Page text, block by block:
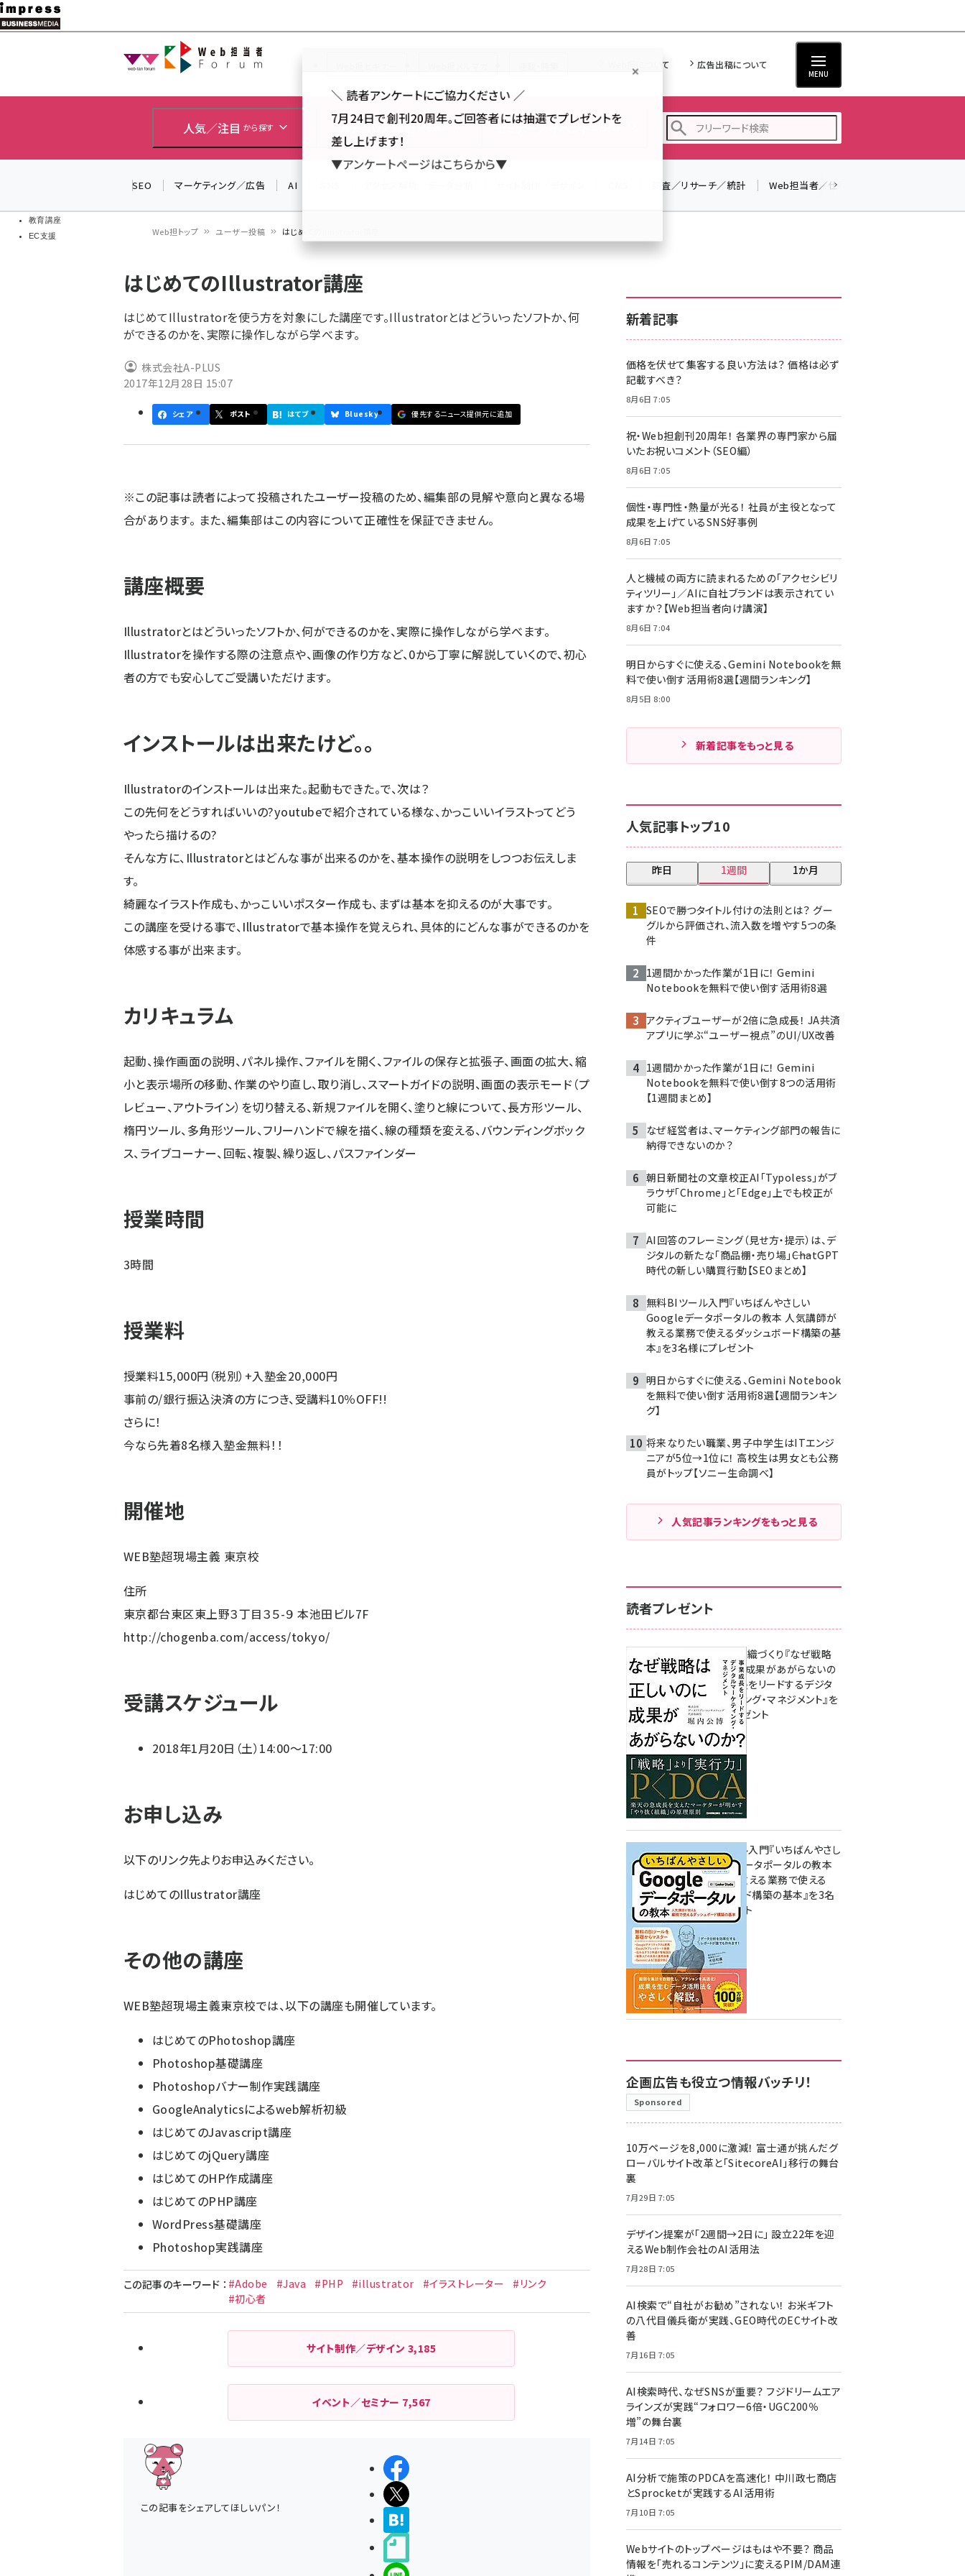
メ
イ
教育講座
EC支援
Web担当者Forum
Web担について 広告出稿について
MENU
人気／注目 から探す カテゴリ／種別 から探す セミナー／イベント から探す
z世代 (1622)
meo (1275)
SEO マーケティング／広告 AI 調査／リサーチ／統計 Web担当者／仕事
ン
く
ず
Web担トップ ユーザー投稿 はじめてのIllustrator講座
はじめてのIllustrator講座
はじめてIllustratorを使う方を対象にした講座です。Illustratorとはどういったソフトか、何
ができるのかを、実際に操作しながら学べます。
株式会社A-PLUS
2017年12月28日 15:07
シェア ポスト はてブ Bluesky 優先するニュース提供元に追加
※この記事は読者によって投稿されたユーザー投稿のため、編集部の見解や意向と異なる場
合があります。 また、編集部はこの内容について正確性を保証できません。
講座概要
Illustratorとはどういったソフトか、何ができるのかを、実際に操作しながら学べます。
Illustratorを操作する際の注意点や、画像の作り方など、0から丁寧に解説していくので、初心
者の方でも安心してご受講いただけます。
インストールは出来たけど。。
Illustratorのインストールは出来た。起動もできた。で、次は？
この先何をどうすればいいの?youtubeで紹介されている様な、かっこいいイラストってどう
やったら描けるの?
そんな方に、Illustratorとはどんな事が出来るのかを、基本操作の説明をしつつお伝えしま
す。
綺麗なイラスト作成も、かっこいいポスター作成も、まずは基本を抑えるのが大事です。
この講座を受ける事で、Illustratorで基本操作を覚えられ、具体的にどんな事ができるのかを
体感する事が出来ます。
カリキュラム
起動、操作画面の説明、パネル操作、ファイルを開く、ファイルの保存と拡張子、画面の拡大、縮
小と表示場所の移動、作業のやり直し、取り消し、スマートガイドの説明、画面の表示モード（プ
レビュー、アウトライン）を切り替える、新規ファイルを開く、塗りと線について、長方形ツール、
楕円ツール、多角形ツール、フリーハンドで線を描く、線の種類を変える、バウンディングボック
ス、ライブコーナー、回転、複製、繰り返し、パスファインダー
授業時間
3時間
授業料
授業料15,000円（税別）+入塾金20,000円
事前の/銀行振込決済の方につき、受講料10％OFF!!
さらに！
今なら先着8名様入塾金無料！！
開催地
WEB塾超現場主義 東京校
住所
東京都台東区東上野３丁目３５-９ 本池田ビル7F
http://chogenba.com/access/tokyo/
受講スケジュール
2018年1月20日（土）14:00〜17:00
お申し込み
以下のリンク先よりお申込みください。
はじめてのIllustrator講座
その他の講座
WEB塾超現場主義東京校では、以下の講座も開催しています。
はじめてのPhotoshop講座
Photoshop基礎講座
Photoshopバナー制作実践講座
GoogleAnalyticsによるweb解析初級
はじめてのJavascript講座
はじめてのjQuery講座
はじめてのHP作成講座
はじめてのPHP講座
WordPress基礎講座
Photoshop実践講座
この記事のキーワード ： #Adobe #Java #PHP #illustrator #イラストレーター
#リンク
#初心者
サイト制作／デザイン 3,185
イベント／セミナー 7,567
この記事をシェアしてほしいパン！
シェアする
ポストする
新着記事
価格を伏せて集客する良い方法は？ 価格は必ず
記載すべき？
8月6日 7:05
祝・Web担創刊20周年！ 各業界の専門家から届
いたお祝いコメント（SEO編）
8月6日 7:05
個性・専門性・熱量が光る！ 社員が主役となって
成果を上げているSNS好事例
8月6日 7:05
人と機械の両方に読まれるための「アクセシビリ
ティツリー」／AIに自社ブランドは表示されてい
ますか？【Web担当者向け講演】
8月6日 7:04
明日からすぐに使える、Gemini Notebookを無
料で使い倒す活用術8選【週間ランキング】
8月5日 8:00
新着記事をもっと見る
人気記事トップ10
昨日 1週間 1か月
SEOで勝つタイトル付けの法則とは？ グー
グルから評価され、流入数を増やす5つの条
件
1週間かかった作業が1日に！ Gemini
Notebookを無料で使い倒す活用術8選
アクティブユーザーが2倍に急成長！ JA共済
アプリに学ぶ“ユーザー視点”のUI/UX改善
1週間かかった作業が1日に！ Gemini
Notebookを無料で使い倒す8つの活用術
【1週間まとめ】
なぜ経営者は、マーケティング部門の報告に
納得できないのか？
朝日新聞社の文章校正AI「Typoless」がブ
ラウザ「Chrome」と「Edge」上でも校正が
可能に
AI回答のフレーミング（見せ方・提示）は、デ
ジタルの新たな「商品棚・売り場」――ChatGPT
時代の新しい購買行動【SEOまとめ】
無料BIツール入門『いちばんやさしい
Googleデータポータルの教本 人気講師が
教える業務で使えるダッシュボード構築の基
本』を3名様にプレゼント
明日からすぐに使える、Gemini Notebook
を無料で使い倒す活用術8選【週間ランキン
グ】
将来なりたい職業、男子中学生はITエンジ
ニアが5位→1位に！ 高校生は男女とも公務
員がトップ【ソニー生命調べ】
人気記事ランキングをもっと見る
読者プレゼント
成果を生む組織づくり『なぜ戦略
は正しいのに成果があがらないの
か？ 事業成長をリードするデジタ
ルマーケティング・マネジメント』を
3名様にプレゼント
10:00
無料BIツール入門『いちばんやさし
いGoogleデータポータルの教本
人気講師が教える業務で使える
ダッシュボード構築の基本』を3名
様にプレゼント
7月31日 10:00
企画広告も役立つ情報バッチリ！
Sponsored
10万ページを8,000に激減！ 富士通が挑んだグ
ローバルサイト改革と「SitecoreAI」移行の舞台
裏
7月29日 7:05
デザイン提案が「2週間→2日に」 設立22年を迎
えるWeb制作会社のAI活用法
7月28日 7:05
AI検索で“自社がお勧め”されない！ お米ギフト
の八代目儀兵衛が実践、GEO時代のECサイト改
善
7月16日 7:05
AI検索時代、なぜSNSが重要？ フジドリームエア
ラインズが実践“フォロワー6倍・UGC200％
増”の舞台裏
7月14日 7:05
AI分析で施策のPDCAを高速化！ 中川政七商店
とSprocketが実践するAI活用術
7月10日 7:05
Webサイトのトップページはもはや不要？ 商品
情報を「売れるコンテンツ」に変えるPIM/DAM連
＼ 読者アンケートにご協力ください ／
7月24日で創刊20周年。ご回答者には抽選でプレゼントを
差し上げます！
▼アンケートページはこちらから▼